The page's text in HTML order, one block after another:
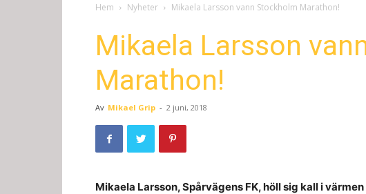
Hem Nyheter Mikaela Larsson vann Stockholm Marathon!
Mikaela Larsson
Marathon!
Av Mikael Grip - 2 juni, 2018
Mikaela Larsson, Spårvägens FK, höll sig kall i